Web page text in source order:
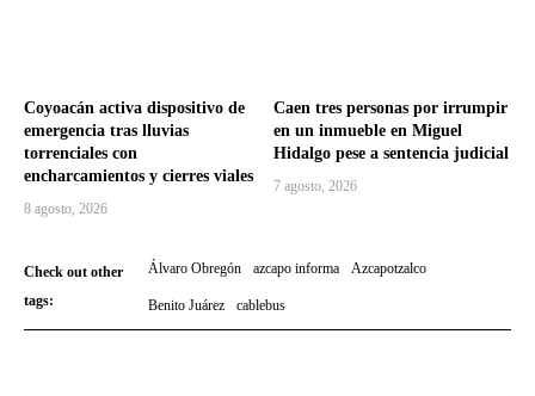
Coyoacán activa dispositivo de
emergencia tras lluvias
torrenciales con
encharcamientos y cierres viales
8 agosto, 2026
Caen tres personas por irrumpir
en un inmueble en Miguel
Hidalgo pese a sentencia judicial
7 agosto, 2026
Check out other
tags:
Álvaro Obregón azcapo informa Azcapotzalco
Benito Juárez cablebus